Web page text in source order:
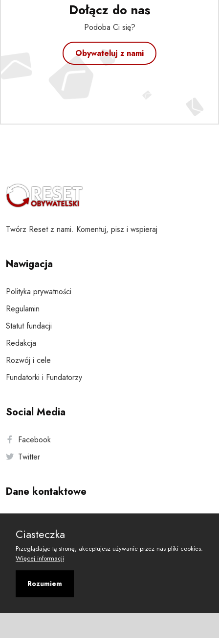
Dołącz do nas
Podoba Ci się?
Obywateluj z nami
Twórz Reset z nami. Komentuj, pisz i wspieraj
Nawigacja
Polityka prywatności
Regulamin
Statut fundacji
Redakcja
Rozwój i cele
Fundatorki i Fundatorzy
Social Media
Facebook
Twitter
Dane kontaktowe
reset@resetobywatelski.pl
Ciasteczka
Przeglądając tą stronę, akceptujesz używanie przez nas pliki cookies.
Więcej informacji
Rozumiem